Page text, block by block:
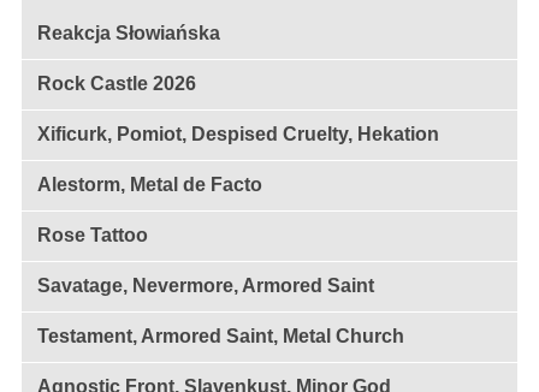
Reakcja Słowiańska
Rock Castle 2026
Xificurk, Pomiot, Despised Cruelty, Hekation
Alestorm, Metal de Facto
Rose Tattoo
Savatage, Nevermore, Armored Saint
Testament, Armored Saint, Metal Church
Agnostic Front, Slavenkust, Minor God